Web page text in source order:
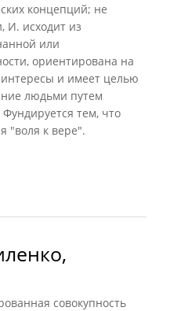
концепций; не
И. исходит из
или
ориентирована на
и имеет целью
людьми путем
тем, что
"воля к вере".
совокупность